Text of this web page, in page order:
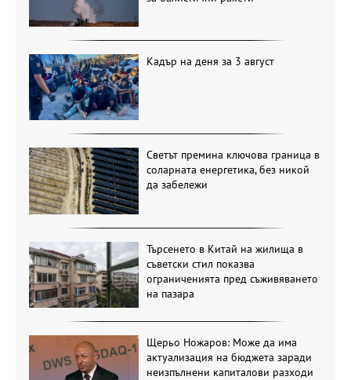
Кадър на деня за 3 август
Светът премина ключова граница в
соларната енергетика, без никой
да забележи
Търсенето в Китай на жилища в
съветски стил показва
ограниченията пред съживяването
на пазара
Щерьо Ножаров: Може да има
актуализация на бюджета заради
неизпълнени капиталови разходи